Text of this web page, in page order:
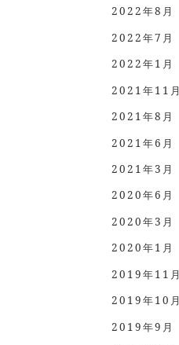
2022年8月
2022年7月
2022年1月
2021年11月
2021年8月
2021年6月
2021年3月
2020年6月
2020年3月
2020年1月
2019年11月
2019年10月
2019年9月